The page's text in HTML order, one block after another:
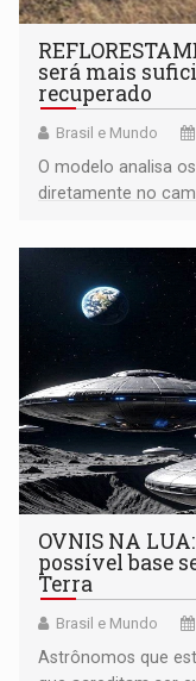
será mais
recuperado
Brasil e Mundo
O modelo analisa
diretamente no
OVNIS NA
possível base
Terra
Brasil e Mundo
Astrônomos que